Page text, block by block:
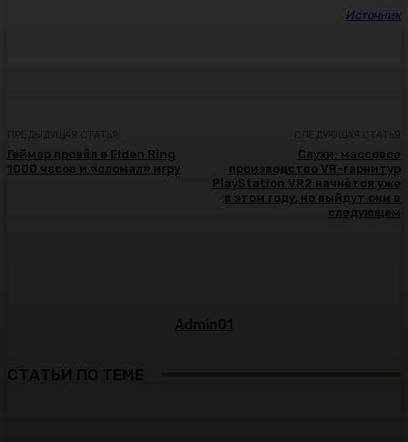
Источник
Геймер провёл в Elden Ring
1000 часов и «сломал» игру
Слухи: массовое
производство VR-гарнитур
PlayStation VR2 начнётся уже
в этом году, но выйдут они в
следующем
Admin01
СТАТЬИ ПО ТЕМЕ